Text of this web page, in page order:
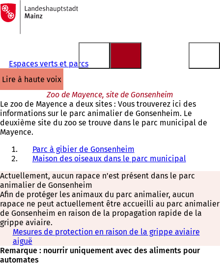
Accéder au contenu
Vers
la
page
d'accueil
Espaces verts et parcs
lire à haute voix
Zoo de Mayence, site de Gonsenheim
Le zoo de Mayence a deux sites : Vous trouverez ici des
informations sur le parc animalier de Gonsenheim. Le
deuxième site du zoo se trouve dans le parc municipal de
Mayence.
Parc à gibier de Gonsenheim
Maison des oiseaux dans le parc municipal
Actuellement, aucun rapace n'est présent dans le parc
animalier de Gonsenheim
Afin de protéger les animaux du parc animalier, aucun
rapace ne peut actuellement être accueilli au parc animalier
de Gonsenheim en raison de la propagation rapide de la
grippe aviaire.
Mesures de protection en raison de la grippe aviaire
aiguë
Remarque : nourrir uniquement avec des aliments pour
automates